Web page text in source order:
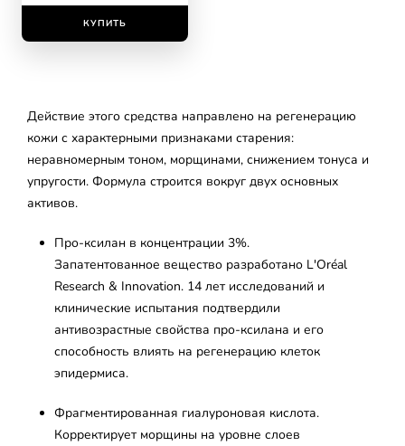
КУПИТЬ
Действие этого средства направлено на регенерацию
кожи с характерными признаками старения:
неравномерным тоном, морщинами, снижением тонуса и
упругости. Формула строится вокруг двух основных
активов.
Про-ксилан в концентрации 3%.
Запатентованное вещество разработано L'Oréal
Research & Innovation. 14 лет исследований и
клинические испытания подтвердили
антивозрастные свойства про-ксилана и его
способность влиять на регенерацию клеток
эпидермиса.
Фрагментированная гиалуроновая кислота.
Корректирует морщины на уровне слоев